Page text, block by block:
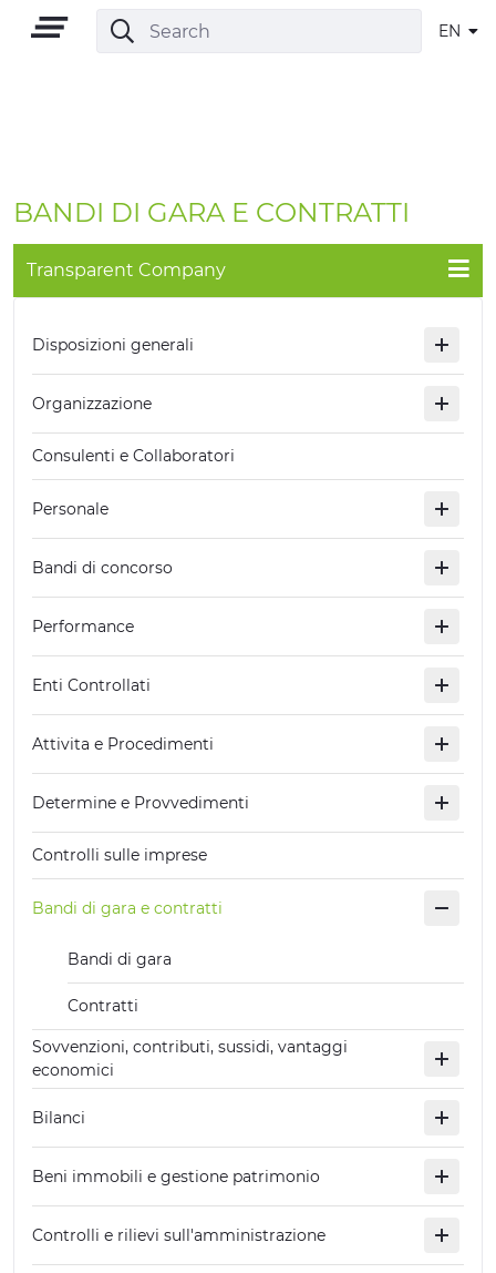
EN
OUTDOOR
CULTURE
EXPERIENCES
EVENTS
OFFERTE
BANDI DI GARA E CONTRATTI
Transparent Company
Disposizioni generali
Organizzazione
Consulenti e Collaboratori
Personale
Bandi di concorso
Performance
Enti Controllati
Attivita e Procedimenti
Determine e Provvedimenti
Controlli sulle imprese
Bandi di gara e contratti
Bandi di gara
Contratti
Sovvenzioni, contributi, sussidi, vantaggi
economici
Bilanci
Beni immobili e gestione patrimonio
Controlli e rilievi sull'amministrazione